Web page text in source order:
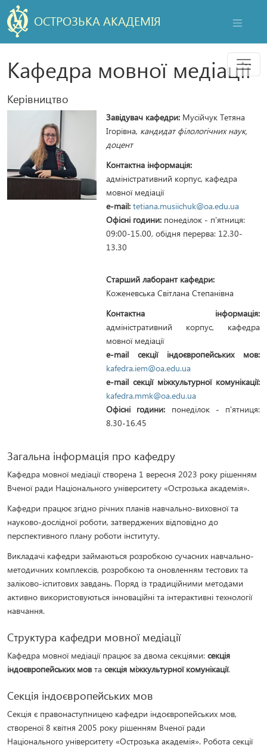
ОСТРОЗЬКА АКАДЕМІЯ
Кафедра мовної медіаціїМеню
Керівництво
Завідувач кафедри: Мусійчук Тетяна
Ігорівна, кандидат філологічних наук,
доцент
Контактна інформація:
адміністративний корпус, кафедра
мовної медіації
e-mail: tetiana.musiichuk@oa.edu.ua
Офісні години: понеділок - п'ятниця:
09:00-15.00, обідня перерва: 12.30-
13.30
Старший лаборант кафедри:
Коженевська Світлана Степанівна
Контактна інформація:
адміністративний корпус, кафедра
мовної медіації
e-mail секції індоєвропейських мов:
kafedra.iem@oa.edu.ua
e-mail секції міжкультурної комунікації:
kafedra.mmk@oa.edu.ua
Офісні години: понеділок - п'ятниця:
8.30-16.45
Загальна інформація про кафедру
Кафедра мовної медіації створена 1 вересня 2023 року рішенням
Вченої ради Національного університету «Острозька академія».
Кафедри працює згідно річних планів навчально-виховної та
науково-дослідної роботи, затверджених відповідно до
перспективного плану роботи інституту.
Викладачі кафедри займаються розробкою сучасних навчально-
методичних комплексів, розробкою та оновленням тестових та
заліково-іспитових завдань. Поряд із традиційними методами
активно використовуються інноваційні та інтерактивні технології
навчання.
Структура кафедри мовної медіації
Кафедра мовної медіації працює за двома секціями: секція
індоєвропейських мовта секція міжкультурної комунікації.
Секція індоєвропейських мов
Секція є правонаступницею кафедри індоєвропейських мов,
створеної 8 квітня 2005 року рішенням Вченої ради
Національного університету «Острозька академія». Робота секції